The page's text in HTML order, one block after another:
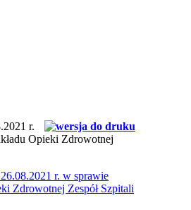
r.
Opieki Zdrowotnej
r. w sprawie
Zdrowotnej Zespół Szpitali